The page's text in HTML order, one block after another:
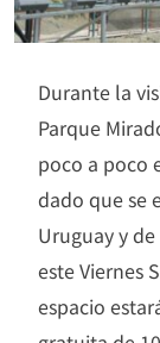
Durante la
Parque
poco a poco
dado que se
Uruguay y
este Viernes
espacio